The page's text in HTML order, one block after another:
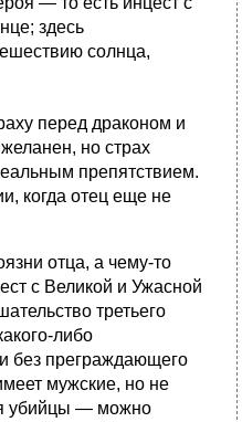
здесь
солнца,
перед драконом и
но страх
препятствием.
когда отец еще не
отца, а чему-то
с Великой и Ужасной
третьего
либо
без преграждающего
мужские, но не
убийцы — можно